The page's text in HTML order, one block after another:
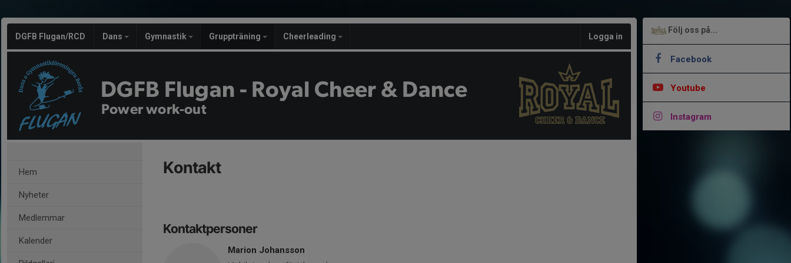
DGFB Flugan/RCD Dans Gymnastik Gruppträning Cheerleading Logga in
DGFB Flugan - Royal Cheer & Dance
Power work-out
Hem
Nyheter
Medlemmar
Kalender
Kontakt
Kontaktpersoner
Marion Johansson
Följ oss på...
Facebook
Youtube
Instagram